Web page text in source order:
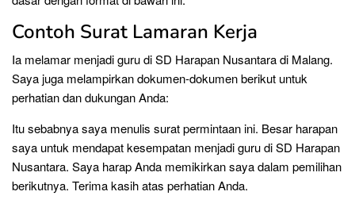
Contoh Surat Lamaran Kerja
Ia melamar menjadi guru di SD Harapan Nusantara di Malang.
Saya juga melampirkan dokumen-dokumen berikut untuk
perhatian dan dukungan Anda:
Itu sebabnya saya menulis surat permintaan ini. Besar harapan
saya untuk mendapat kesempatan menjadi guru di SD Harapan
Nusantara. Saya harap Anda memikirkan saya dalam pemilihan
berikutnya. Terima kasih atas perhatian Anda.